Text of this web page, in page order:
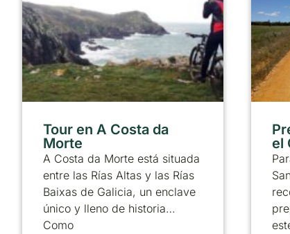
Tour en A Costa da
Morte
A Costa da Morte está situada
entre las Rías Altas y las Rías
Baixas de Galicia, un enclave
único y lleno de historia…
Como
el